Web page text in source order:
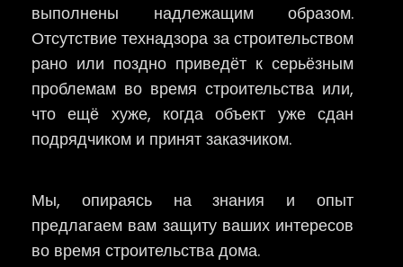
выполнены надлежащим образом.
Отсутствие технадзора за строительством
рано или поздно приведёт к серьёзным
проблемам во время строительства или,
что ещё хуже, когда объект уже сдан
подрядчиком и принят заказчиком.
Мы, опираясь на знания и опыт
предлагаем вам защиту ваших интересов
во время строительства дома.